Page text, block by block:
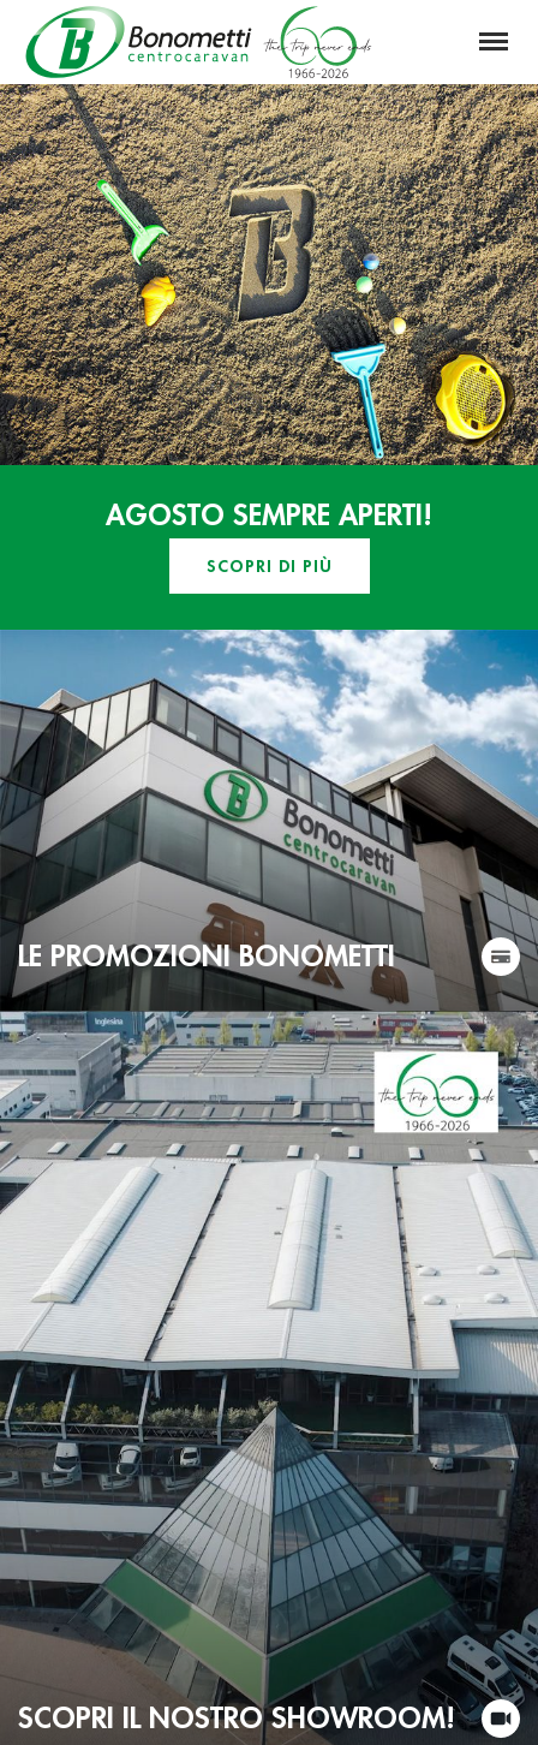
Automarket
Bonometti
Srl
Menu
AGOSTO SEMPRE APERTI!
SCOPRI DI PIÙ
LE PROMOZIONI BONOMETTI
SCOPRI IL NOSTRO SHOWROOM!